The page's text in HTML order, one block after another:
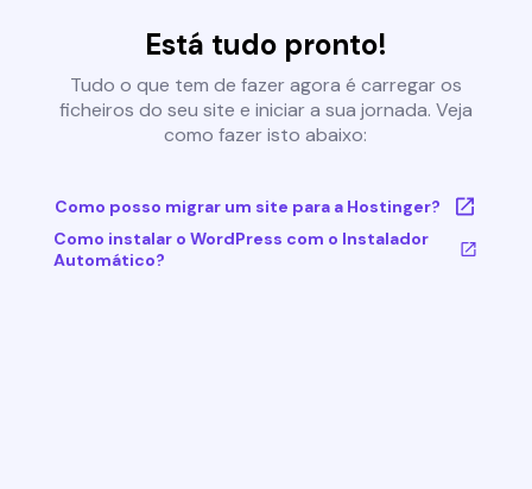
Está tudo pronto!
Tudo o que tem de fazer agora é carregar os
ficheiros do seu site e iniciar a sua jornada. Veja
como fazer isto abaixo:
Como posso migrar um site para a Hostinger?
Como instalar o WordPress com o Instalador
Automático?